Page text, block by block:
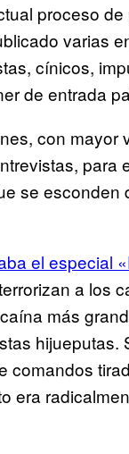
proceso
varias
cínicos,
de entrada
con
se
el especial
a los
más
comandos
era